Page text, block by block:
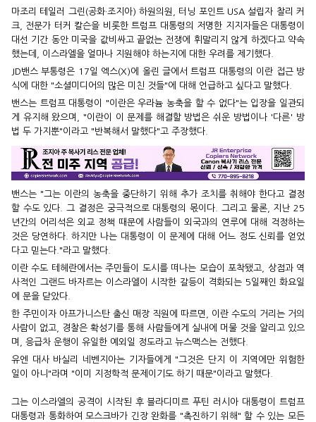
마조리 테일러 그린(공화·조지아) 하원의원, 터닝 포인트 USA 설립자 찰리 커
크, 전문가 터커 칼슨을 비롯한 트럼프 대통령의 저명한 지지자들은 대통령이
대선 기간 동안 미국을 값비싸고 끝없는 전쟁에 휘말리지 않게 하겠다고 약속
했는데, 이스라엘을 얼마나 지원해야 하는지에 대한 우려를 제기했다.
JD밴스 부통령은 17일 엑스(X)에 올린 글에서 트럼프 대통령의 이란 접근 방
식에 대한 "소셜미디어의 많은 미친 것들"에 대해 언급하고 싶다고 말했다.
밴스는 트럼프 대통령이 "이란은 우라늄 농축을 할 수 없다"는 입장을 일관되
게 유지해 왔으며, "이란이 이 문제를 해결할 방법은 쉬운 방법이나 '다른' 방
법 두 가지뿐"이라고 "반복해서 말했다"고 주장했다.
밴스는 "그는 이란의 농축을 중단하기 위해 추가 조치를 취해야 한다고 결정
할 수도 있다. 그 결정은 궁극적으로 대통령의 몫이다. 그리고 물론, 지난 25
년간의 어리석은 외교 정책 때문에 사람들이 외국과의 연루에 대해 걱정하는
것은 당연하다. 하지만 나는 대통령이 이 문제에 대해 어느 정도 신뢰를 얻었
다고 믿는다."라고 말했다.
이란 수도 테헤란에서는 주민들이 도시를 떠나는 모습이 포착됐고, 상점과 역
사적인 그랜드 바자르는 이스라엘이 시작한 갈등이 격화되는 5일째인 화요일
에 문을 닫았다.
한 주민이자 아프가니스탄 출신 매장 직원에 따르면, 이란 수도의 거리는 거의
사람이 없고, 경찰은 확성기를 통해 사람들에게 실내에 머물 것을 알리고 있으
며, 응급차 운행이 유일한 예외일 정도라고 뉴스맥스는 전했다.
유엔 대사 바실리 네벤지아는 기자들에게 "그것은 단지 이 지역에만 위험한
일이 아니"라며 "이미 지정학적 문제이기도 하기 때문"이라고 말했다.
그는 이스라엘의 공격이 시작된 후 블라디미르 푸틴 러시아 대통령이 트럼프
대통령과 통화하여 모스크바가 긴장 완화를 "촉진하기 위해" 할 수 있는 모든